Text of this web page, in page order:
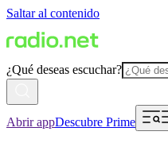
Saltar al contenido
¿Qué deseas escuchar?
Abrir appDescubre Prime